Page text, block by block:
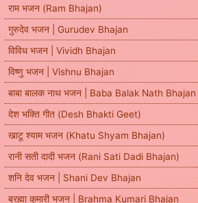
राम भजन (Ram Bhajan)
गुरुदेव भजन | Gurudev Bhajan
विविध भजन | Vividh Bhajan
विष्णु भजन | Vishnu Bhajan
बाबा बालक नाथ भजन | Baba Balak Nath Bhajan
देश भक्ति गीत (Desh Bhakti Geet)
खाटू श्याम भजन (Khatu Shyam Bhajan)
रानी सती दादी भजन (Rani Sati Dadi Bhajan)
शनि देव भजन | Shani Dev Bhajan
ब्रह्मा कुमारी भजन | Brahma Kumari Bhajan